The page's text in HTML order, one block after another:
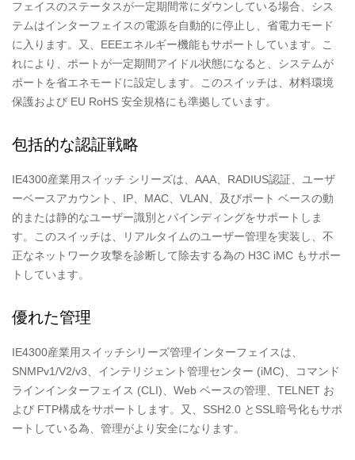
フェイスのステータスが一定期間常にダウンしている場合、シス
テムはインターフェイスの電源を自動的に停止し、省電力モード
に入ります。又、EEEエネルギー機能もサポートしています。こ
れにより、ポートが一定期間アイドル状態になると、システムが
ポートを省エネモードに設定します。このスイッチは、材料環境
保護および EU RoHS 安全規格にも準拠しています。
包括的な認証戦略
IE4300産業用スイッチ シリーズは、AAA、RADIUS認証、ユーザ
ーベースアカウント、IP、MAC、VLAN、及びポート ベースの動
的または静的なユーザー識別とバインディングをサポートしま
す。このスイッチは、リアルタイムのユーザー管理を実装し、不
正なネットワーク攻撃を診断して除去する為の H3C iMC もサポー
トしています。
優れた管理
IE4300産業用スイッチシリーズ管理インターフェイスは、
SNMPv1/V2/v3、インテリジェント管理センター (iMC)、コマンド
ラインインターフェイス (CLI)、Web ベースの管理、TELNET お
よび FTP構成をサポートします。又、SSH2.0 とSSL暗号化もサポ
ートしている為、管理がより安全になります。